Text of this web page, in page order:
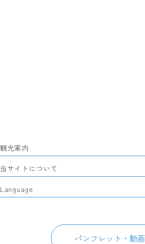
サ
イ
ト
マ
ッ
プ
観光案内
特集
モデルコース
当サイトについて
静岡県観光協会について
パンフレット・動画
Language
パンフレット・動画